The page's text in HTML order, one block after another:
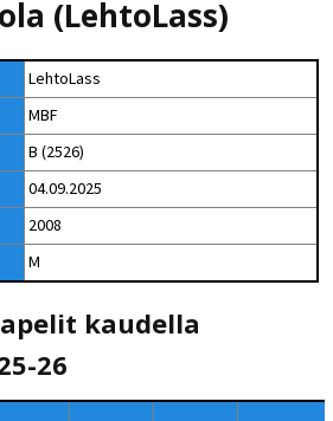
(LehtoLass)
LehtoLass
MBF
B (2526)
04.09.2025
2008
M
kaudella
26